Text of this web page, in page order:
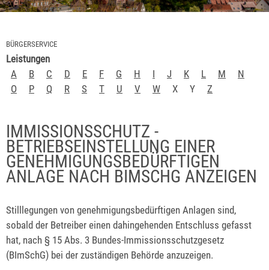
BÜRGERSERVICE
Leistungen
A
B C D E F G H I J K L M
N
O
P Q R S T U V W X Y Z
IMMISSIONSSCHUTZ -
BETRIEBSEINSTELLUNG EINER
GENEHMIGUNGSBEDÜRFTIGEN
ANLAGE NACH BIMSCHG ANZEIGEN
Stilllegungen von genehmigungsbedürftigen Anlagen sind,
sobald der Betreiber einen dahingehenden Entschluss gefasst
hat, nach § 15 Abs. 3 Bundes-Immissionsschutzgesetz
(BImSchG) bei der zuständigen Behörde anzuzeigen.